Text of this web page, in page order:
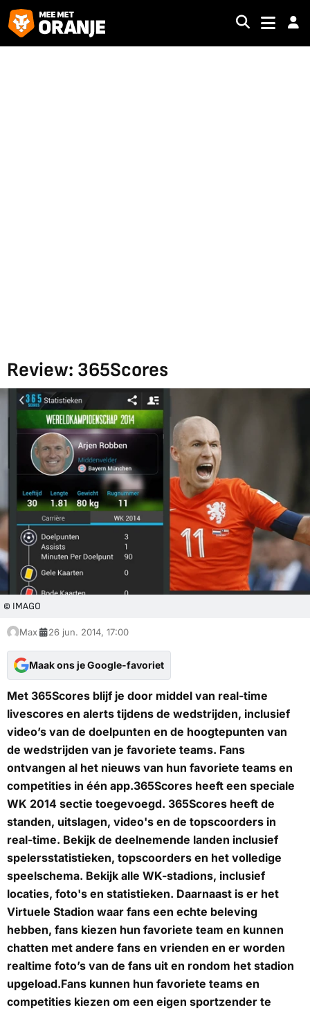
Review: 365Scores
© IMAGO
Max 26 jun. 2014, 17:00
Maak ons je Google-favoriet
Met 365Scores blijf je door middel van real-time
livescores en alerts tijdens de wedstrijden, inclusief
video’s van de doelpunten en de hoogtepunten van
de wedstrijden van je favoriete teams. Fans
ontvangen al het nieuws van hun favoriete teams en
competities in één app.365Scores heeft een speciale
WK 2014 sectie toegevoegd. 365Scores heeft de
standen, uitslagen, video's en de topscoorders in
real-time. Bekijk de deelnemende landen inclusief
spelersstatistieken, topscoorders en het volledige
speelschema. Bekijk alle WK-stadions, inclusief
locaties, foto's en statistieken. Daarnaast is er het
Virtuele Stadion waar fans een echte beleving
hebben, fans kiezen hun favoriete team en kunnen
chatten met andere fans en vrienden en er worden
realtime foto’s van de fans uit en rondom het stadion
upgeload.Fans kunnen hun favoriete teams en
competities kiezen om een eigen sportzender te